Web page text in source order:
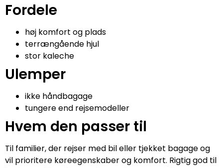
Fordele
høj komfort og plads
terrængående hjul
stor kaleche
Ulemper
ikke håndbagage
tungere end rejsemodeller
Hvem den passer til
Til familier, der rejser med bil eller tjekket bagage og
vil prioritere køreegenskaber og komfort. Rigtig god til